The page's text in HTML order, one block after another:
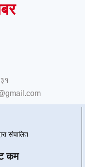
संचालित
कम